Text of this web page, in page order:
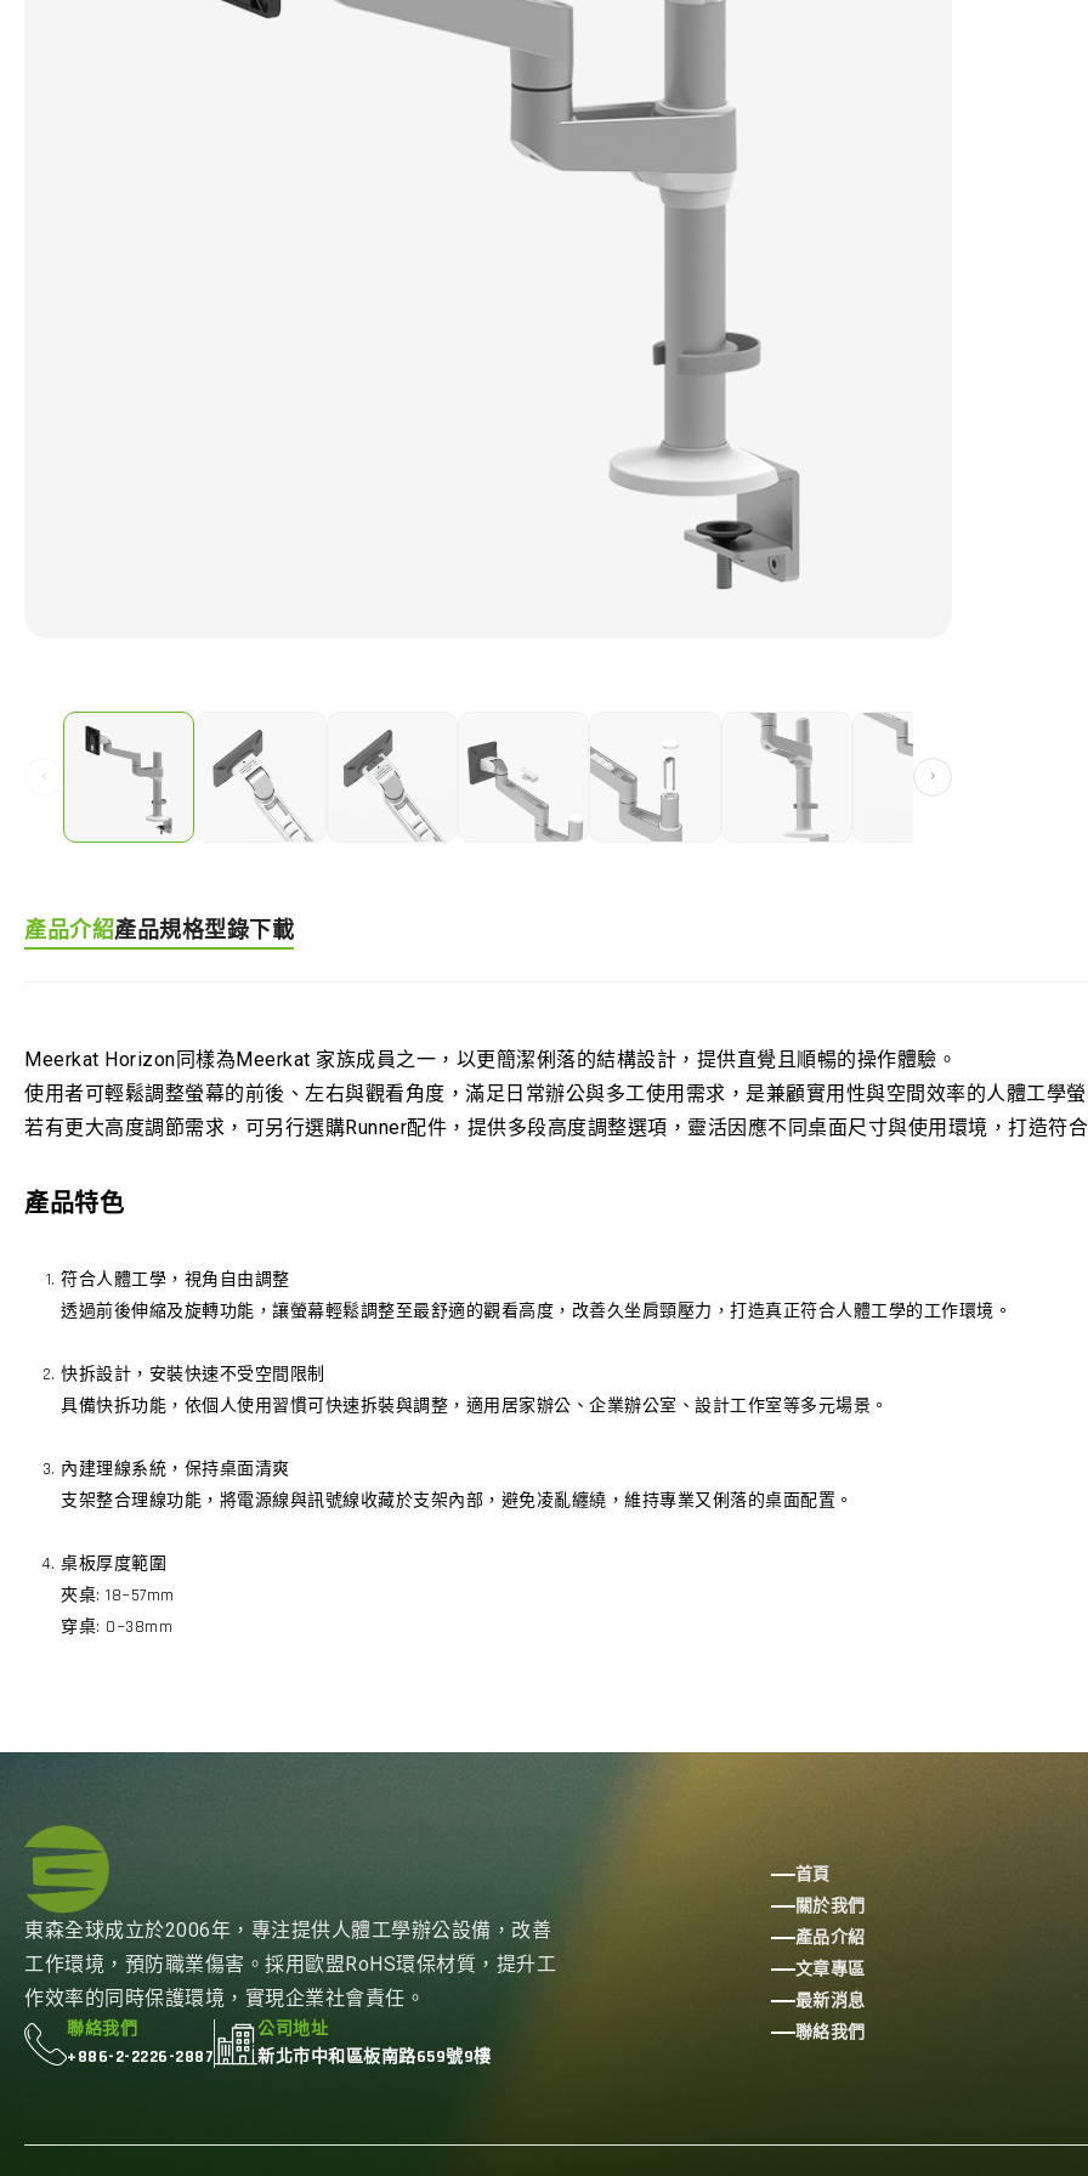
‹ ›
產品介紹產品規格型錄下載
Meerkat Horizon同樣為Meerkat 家族成員之一，以更簡潔俐落的結構設計，提供直覺且順暢的操作體驗。
使用者可輕鬆調整螢幕的前後、左右與觀看角度，滿足日常辦公與多工使用需求，是兼顧實用性與空間效率的人體工學螢
若有更大高度調節需求，可另行選購Runner配件，提供多段高度調整選項，靈活因應不同桌面尺寸與使用環境，打造符
產品特色
符合人體工學，視角自由調整
透過前後伸縮及旋轉功能，讓螢幕輕鬆調整至最舒適的觀看高度，改善久坐肩頸壓力，打造真正符合人體工學的工作環境。
快拆設計，安裝快速不受空間限制
具備快拆功能，依個人使用習慣可快速拆裝與調整，適用居家辦公、企業辦公室、設計工作室等多元場景。
內建理線系統，保持桌面清爽
支架整合理線功能，將電源線與訊號線收藏於支架內部，避免凌亂纏繞，維持專業又俐落的桌面配置。
桌板厚度範圍
夾桌: 18~57mm
穿桌: 0~38mm
東森全球成立於2006年，專注提供人體工學辦公設備，改善
工作環境，預防職業傷害。採用歐盟RoHS環保材質，提升工
作效率的同時保護環境，實現企業社會責任。
聯絡我們
+886-2-2226-2887
公司地址
新北市中和區板南路659號9樓
首頁
關於我們
產品介紹
文章專區
最新消息
聯絡我們